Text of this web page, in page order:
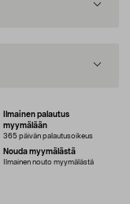
Ilmainen palautus
myymälään
365 päivän palautusoikeus
Nouda myymälästä
Ilmainen nouto myymälästä